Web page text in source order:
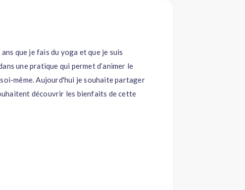
que je fais du yoga et que je suis
une pratique qui permet d’animer le
même. Aujourd'hui je souhaite partager
découvrir les bienfaits de cette